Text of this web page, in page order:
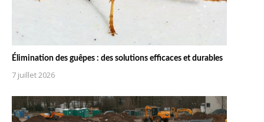
Élimination des guêpes : des solutions efficaces et durables
7 juillet 2026